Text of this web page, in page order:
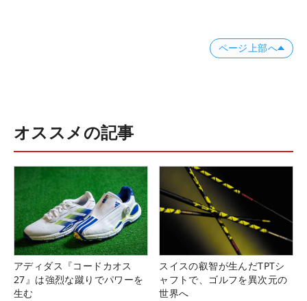
ページ上部へ
オススメの記事
アディダス『コードカオス
27』は強烈な蹴りでパワーを
生む
スイスの叡智が生んだTPTシ
ャフトで、ゴルフを異次元の
世界へ